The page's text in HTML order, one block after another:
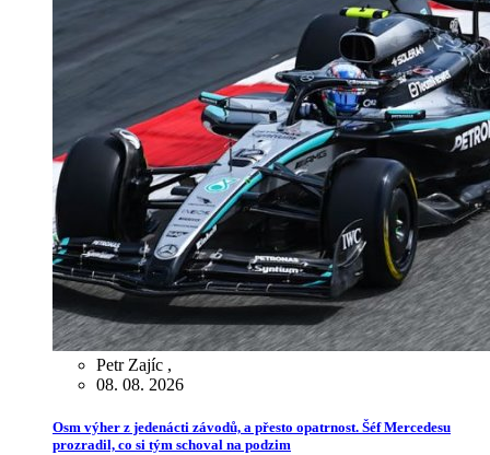
Petr Zajíc ,
08. 08. 2026
Osm výher z jedenácti závodů, a přesto opatrnost. Šéf Mercedesu
prozradil, co si tým schoval na podzim